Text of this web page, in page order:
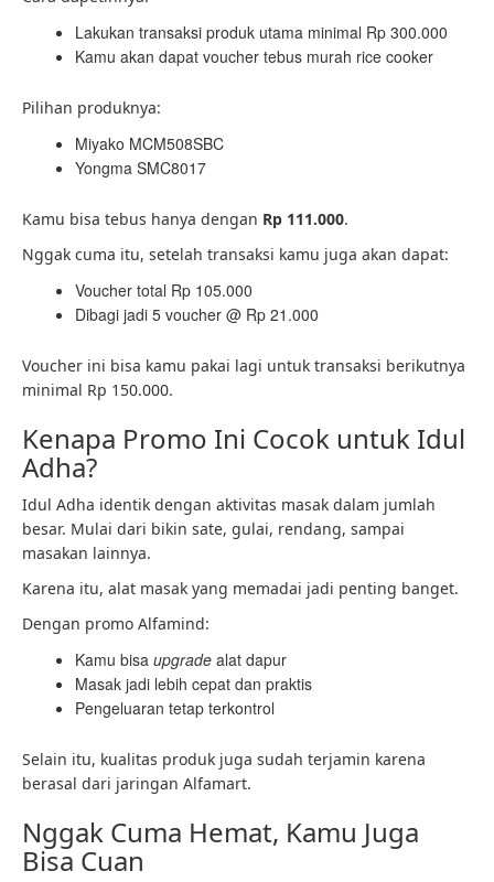
Lakukan transaksi produk utama minimal Rp 300.000
Kamu akan dapat voucher tebus murah rice cooker
Pilihan produknya:
Miyako MCM508SBC
Yongma SMC8017
Kamu bisa tebus hanya dengan Rp 111.000.
Nggak cuma itu, setelah transaksi kamu juga akan dapat:
Voucher total Rp 105.000
Dibagi jadi 5 voucher @ Rp 21.000
Voucher ini bisa kamu pakai lagi untuk transaksi berikutnya
minimal Rp 150.000.
Kenapa Promo Ini Cocok untuk Idul
Adha?
Idul Adha identik dengan aktivitas masak dalam jumlah
besar. Mulai dari bikin sate, gulai, rendang, sampai
masakan lainnya.
Karena itu, alat masak yang memadai jadi penting banget.
Dengan promo Alfamind:
Kamu bisa upgrade alat dapur
Masak jadi lebih cepat dan praktis
Pengeluaran tetap terkontrol
Selain itu, kualitas produk juga sudah terjamin karena
berasal dari jaringan Alfamart.
Nggak Cuma Hemat, Kamu Juga
Bisa Cuan